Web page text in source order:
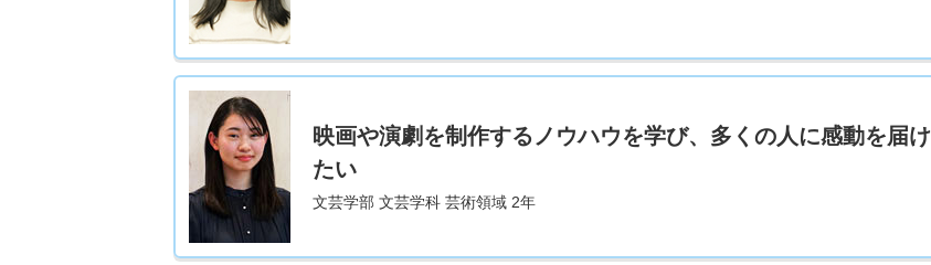
映画や演劇を制作するノウハウを学び、多くの人に感動を届け
たい
文芸学部 文芸学科 芸術領域 2年